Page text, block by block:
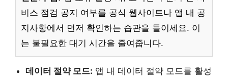
비스 점검 공지 여부를 공식 웹사이트나 앱 내 공
지사항에서 먼저 확인하는 습관을 들이세요. 이
는 불필요한 대기 시간을 줄여줍니다.
데이터 절약 모드: 앱 내 데이터 절약 모드를 활성